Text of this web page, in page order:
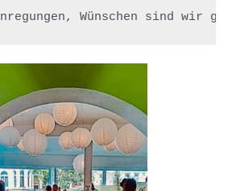
Wünschen sind wir